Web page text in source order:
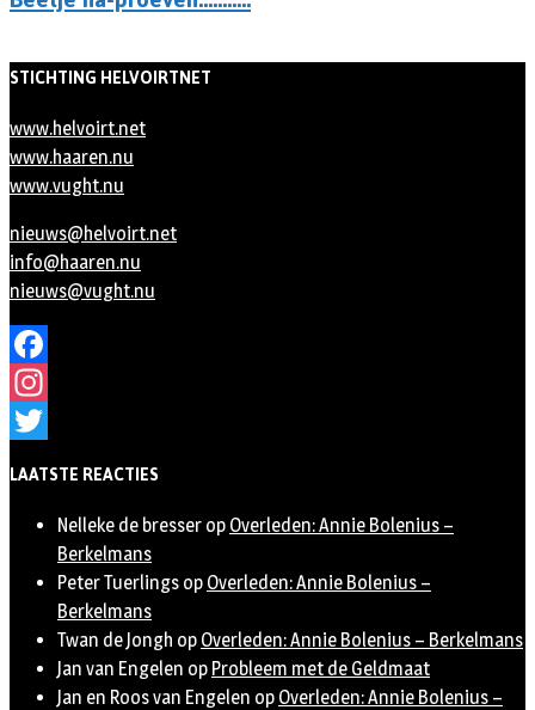
STICHTING HELVOIRTNET
www.helvoirt.net
www.haaren.nu
www.vught.nu
nieuws@helvoirt.net
info@haaren.nu
nieuws@vught.nu
Facebook
Instagram
LAATSTE REACTIES
Nelleke de bresser op Overleden: Annie Bolenius –
Berkelmans
Peter Tuerlings op Overleden: Annie Bolenius –
Berkelmans
Twan de Jongh op Overleden: Annie Bolenius – Berkelmans
Jan van Engelen op Probleem met de Geldmaat
Jan en Roos van Engelen op Overleden: Annie Bolenius –